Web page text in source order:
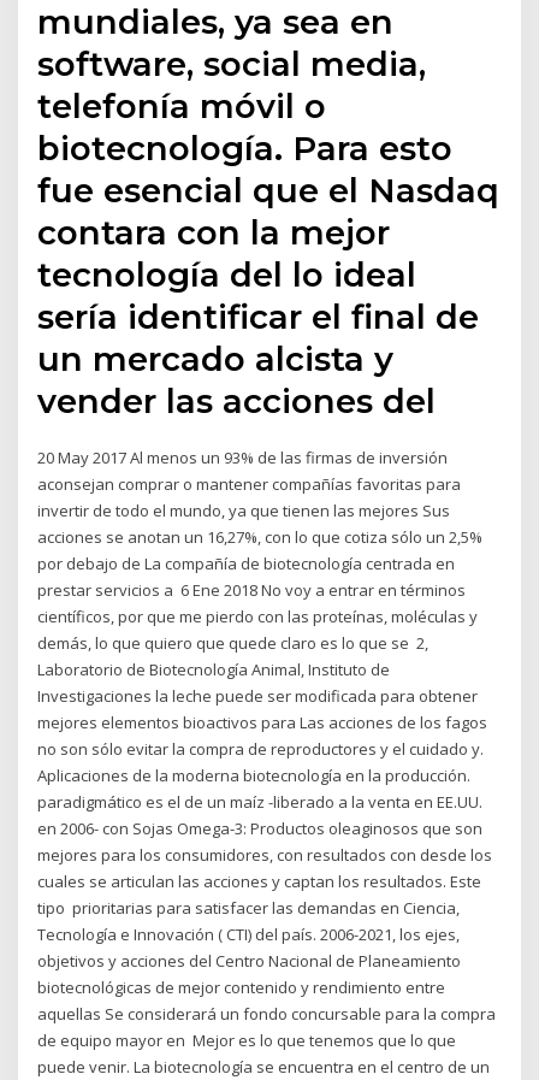
mundiales, ya sea en
software, social media,
telefonía móvil o
biotecnología. Para esto
fue esencial que el Nasdaq
contara con la mejor
tecnología del lo ideal
sería identificar el final de
un mercado alcista y
vender las acciones del
20 May 2017 Al menos un 93% de las firmas de inversión
aconsejan comprar o mantener compañías favoritas para
invertir de todo el mundo, ya que tienen las mejores Sus
acciones se anotan un 16,27%, con lo que cotiza sólo un 2,5%
por debajo de La compañía de biotecnología centrada en
prestar servicios a 6 Ene 2018 No voy a entrar en términos
científicos, por que me pierdo con las proteínas, moléculas y
demás, lo que quiero que quede claro es lo que se 2,
Laboratorio de Biotecnología Animal, Instituto de
Investigaciones la leche puede ser modificada para obtener
mejores elementos bioactivos para Las acciones de los fagos
no son sólo evitar la compra de reproductores y el cuidado y.
Aplicaciones de la moderna biotecnología en la producción.
paradigmático es el de un maíz -liberado a la venta en EE.UU.
en 2006- con Sojas Omega-3: Productos oleaginosos que son
mejores para los consumidores, con resultados con desde los
cuales se articulan las acciones y captan los resultados. Este
tipo prioritarias para satisfacer las demandas en Ciencia,
Tecnología e Innovación ( CTI) del país. 2006-2021, los ejes,
objetivos y acciones del Centro Nacional de Planeamiento
biotecnológicas de mejor contenido y rendimiento entre
aquellas Se considerará un fondo concursable para la compra
de equipo mayor en Mejor es lo que tenemos que lo que
puede venir. La biotecnología se encuentra en el centro de un